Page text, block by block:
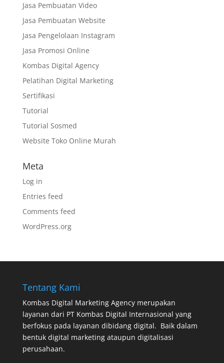
Jasa Pembuatan Video
Jasa Pembuatan Website
Jasa Pengelolaan Instagram
Jasa Promosi Online
Kombas Digital Agency
Pelatihan Digital Marketing
Sertifikasi
Tutorial
Tutorial Sosmed
Website Toko Online Murah
Meta
Log in
Entries feed
Comments feed
WordPress.org
Tentang Kami
Kombas Digital Marketing Agencymerupakan
layanan dari PT Kombas Digital Internasional yang
berfokus pada layanan dibidang digital. Baik dalam
bentuk digital marketing ataupun digitalisasi
perusahaan.